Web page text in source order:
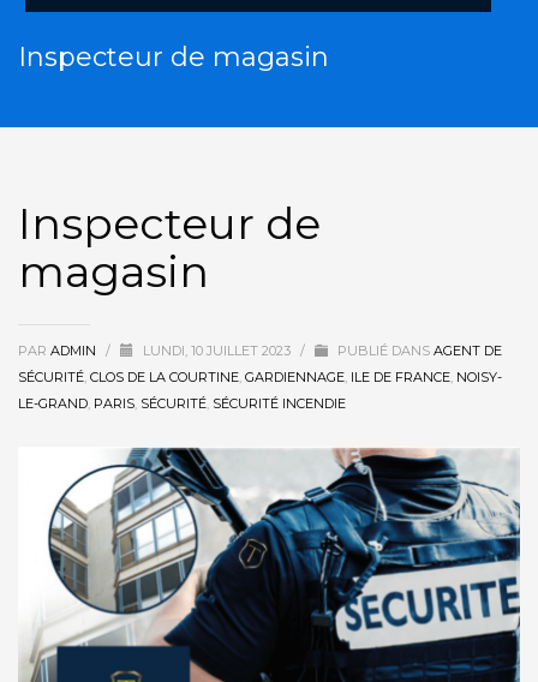
HORAIRES
Lun - Ven 9:00AM - 6:00PM
Inspecteur de magasin
Inspecteur de
magasin
PAR ADMIN / LUNDI, 10 JUILLET 2023 / PUBLIÉ DANS AGENT DE
SÉCURITÉ, CLOS DE LA COURTINE, GARDIENNAGE, ILE DE FRANCE, NOISY-
LE-GRAND, PARIS, SÉCURITÉ, SÉCURITÉ INCENDIE